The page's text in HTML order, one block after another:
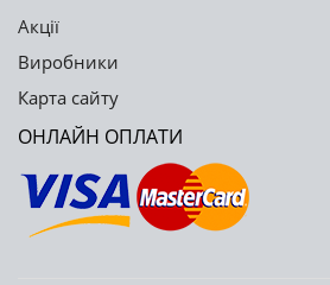
Акції
Виробники
Карта сайту
ОНЛАЙН ОПЛАТИ